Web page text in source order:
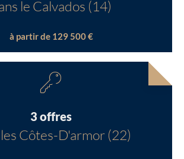
le Calvados (14)
à partir de 129 500 €
3 offres
Côtes-D'armor (22)